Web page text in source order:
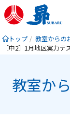
トップ 教室からの
教室か